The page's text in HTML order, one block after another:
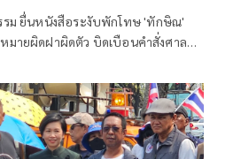
รม ยื่นหนังสือระงับพักโทษ 'ทักษิณ'
มายผิดฝาผิดตัว บิดเบือนคำสั่งศาล